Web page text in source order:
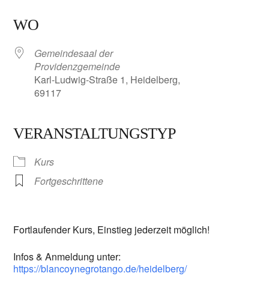
WO
Gemeindesaal der
Providenzgemeinde
Karl-Ludwig-Straße 1, Heidelberg,
69117
VERANSTALTUNGSTYP
Kurs
Fortgeschrittene
Fortlaufender Kurs, Einstieg jederzeit möglich!
Infos & Anmeldung unter:
https://blancoynegrotango.de/heidelberg/